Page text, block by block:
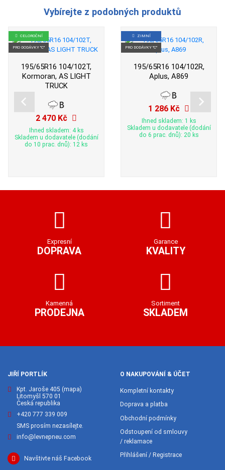
Vybírejte z podobných produktů
CELOROČNÍ
PRO DODÁVKY "C"
195/65R16 104/102T,
Kormoran, AS LIGHT
TRUCK
2 470 Kč
Ihned skladem: 4 ks
Skladem u dodavatele (dodání
do 10 prac. dnů): 12 ks
ZIMNÍ
PRO DODÁVKY "C"
195/65R16 104/102R,
Aplus, A869
1 286 Kč
Ihned skladem: 1 ks
Skladem u dodavatele (dodání
do 6 prac. dnů): 20 ks
Expresní
DOPRAVA
Garance
KVALITY
Kamenná
PRODEJNA
Sortiment
SKLADEM
JIŘÍ PORTLÍK
Kpt. Jaroše 405 (mapa)
Litomyšl 570 01
Česká republika
+420 777 339 009
SMS prosím nezasílejte.
info@levnepneu.com
Navštivte náš Facebook
O NAKUPOVÁNÍ & ÚČET
Kompletní kontakty
Doprava a platba
Obchodní podmínky
Odstoupení od smlouvy
/ reklamace
Přihlášení / Registrace